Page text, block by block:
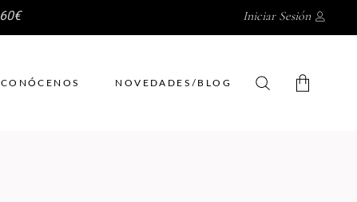
Iniciar Sesión
CONÓCENOS NOVEDADES/BLOG